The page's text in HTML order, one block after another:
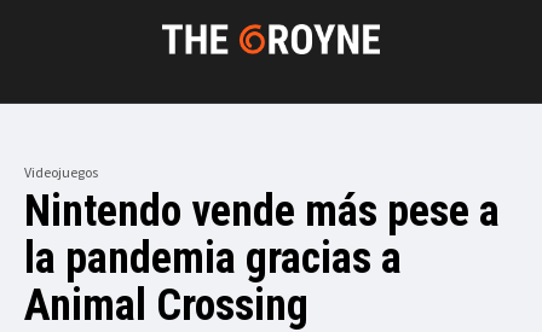
Videojuegos
Nintendo vende más pese a
la pandemia gracias a
Animal Crossing